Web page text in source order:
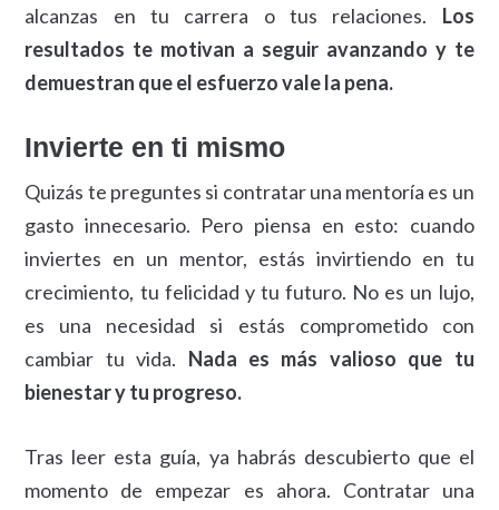
alcanzas en tu carrera o tus relaciones. Los
resultados te motivan a seguir avanzando y te
demuestran que el esfuerzo vale la pena.
Invierte en ti mismo
Quizás te preguntes si contratar una mentoría es un
gasto innecesario. Pero piensa en esto: cuando
inviertes en un mentor, estás invirtiendo en tu
crecimiento, tu felicidad y tu futuro. No es un lujo,
es una necesidad si estás comprometido con
cambiar tu vida. Nada es más valioso que tu
bienestar y tu progreso.
Tras leer esta guía, ya habrás descubierto que el
momento de empezar es ahora. Contratar una